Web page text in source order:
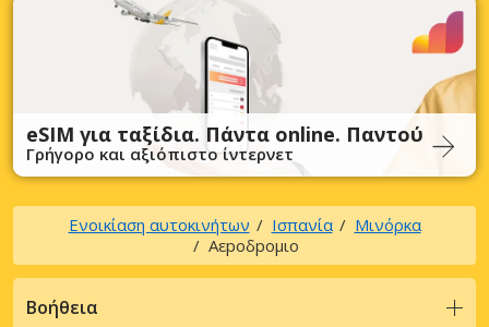
eSIM για ταξίδια. Πάντα online. Παντού
Γρήγορο και αξιόπιστο ίντερνετ
Ενοικίαση αυτοκινήτων Ισπανία
Μινόρκα
Αεpoδpoμιo
Βοήθεια